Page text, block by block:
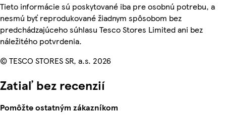
Tieto informácie sú poskytované iba pre osobnú potrebu, a
nesmú byť reprodukované žiadnym spôsobom bez
predchádzajúceho súhlasu Tesco Stores Limited ani bez
náležitého potvrdenia.
© TESCO STORES SR, a.s. 2026
Zatiaľ bez recenzií
Pomôžte ostatným zákazníkom